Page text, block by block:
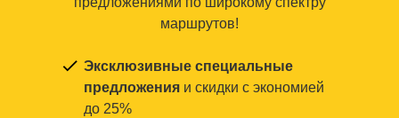
маршрутов!
Эксклюзивные специальные
предложения и скидки с экономией
до 25%